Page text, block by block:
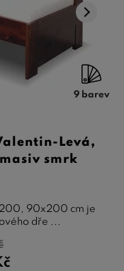
9 barev
Levá,
smrk
90x200 cm je
dře ...